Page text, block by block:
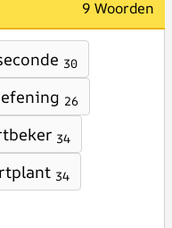
9 Woorden
30
26
34
34